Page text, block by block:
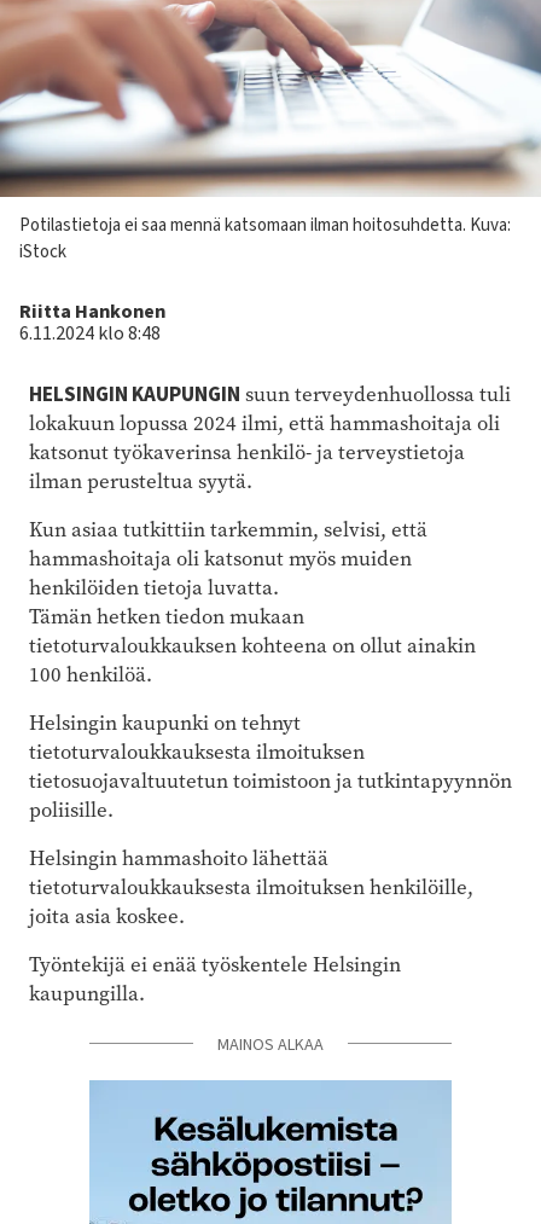
Kuvateksti
Potilastietoja ei saa mennä katsomaan ilman hoitosuhdetta. Kuva:
iStock
Kirjoittaja
Riitta Hankonen
6.11.2024 klo 8:48
HELSINGIN KAUPUNGIN suun terveydenhuollossa tuli
lokakuun lopussa 2024 ilmi, että hammashoitaja oli
katsonut työkaverinsa henkilö- ja terveystietoja
ilman perusteltua syytä.
Kun asiaa tutkittiin tarkemmin, selvisi, että
hammashoitaja oli katsonut myös muiden
henkilöiden tietoja luvatta.
Tämän hetken tiedon mukaan
tietoturvaloukkauksen kohteena on ollut ainakin
100 henkilöä.
Helsingin kaupunki on tehnyt
tietoturvaloukkauksesta ilmoituksen
tietosuojavaltuutetun toimistoon ja tutkintapyynnön
poliisille.
Helsingin hammashoito lähettää
tietoturvaloukkauksesta ilmoituksen henkilöille,
joita asia koskee.
Työntekijä ei enää työskentele Helsingin
kaupungilla.
MAINOS ALKAA